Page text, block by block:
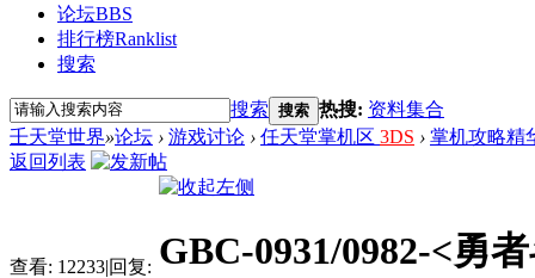
论坛BBS
排行榜Ranklist
搜索
搜索 搜索 热搜: 资料集合
壬天堂世界»论坛 › 游戏讨论 › 任天堂掌机区 3DS › 掌机攻略精
返回列表
查看: 12233|回复: GBC-0931/0982-<勇